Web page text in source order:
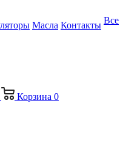
Масла Контакты Все
Корзина 0